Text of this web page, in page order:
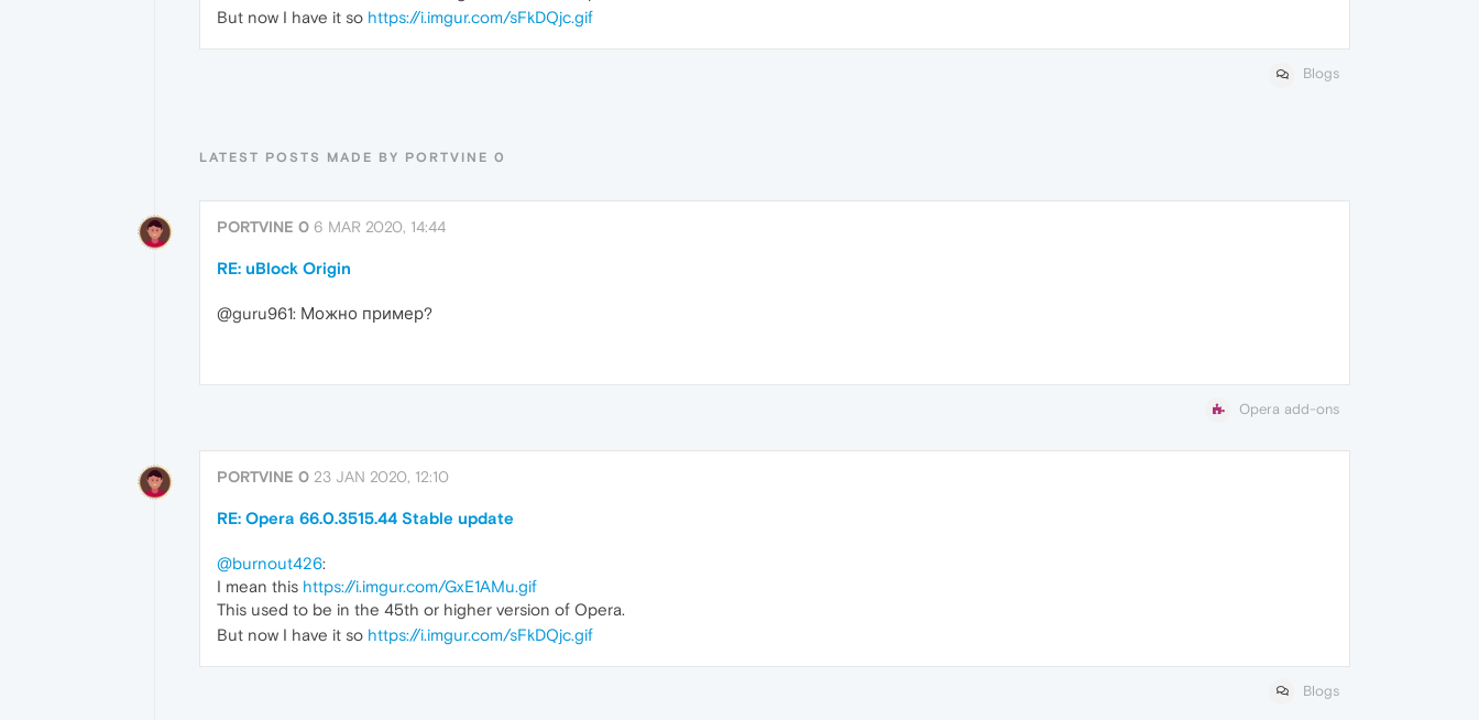
But now I have it so https://i.imgur.com/sFkDQjc.gif
Blogs
LATEST POSTS MADE BY PORTVINE 0
PORTVINE 0 6 MAR 2020, 14:44
RE: uBlock Origin
@guru961: Можно пример?
Opera add-ons
PORTVINE 0 23 JAN 2020, 12:10
RE: Opera 66.0.3515.44 Stable update
@burnout426:
I mean this https://i.imgur.com/GxE1AMu.gif
This used to be in the 45th or higher version of Opera.
But now I have it so https://i.imgur.com/sFkDQjc.gif
Blogs